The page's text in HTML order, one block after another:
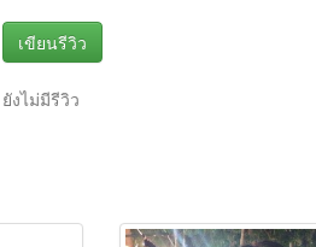
เขียนรีวิว
ยังไม่มีรีวิว